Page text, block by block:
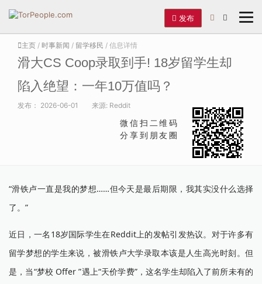
发布
主页 / 时事新闻 / 留学移民 / 信息详情
滑大CS Coop录取到手! 18岁留学生却
陷入绝望：一年10万值吗？
发布： 2026-06-01 来源: Reddit
微信扫二维码
分享到朋友圈
“滑铁卢一直是我的梦想……但今天是最后期限，我其实没什么选择
了。”
近日，一名18岁国际学生在Reddit上的发帖引发热议。对于许多有
留学梦想的学生来说，被滑铁卢大学录取本该是人生高光时刻。但
是，当“梦校 Offer ”遇上“天价学费”，这名学生却陷入了前所未有的